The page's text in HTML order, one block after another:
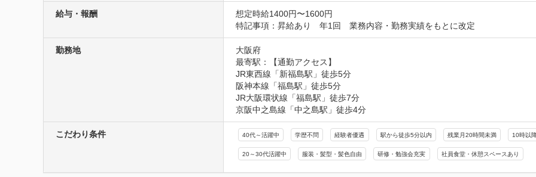
給与・報酬
想定時給1400円〜1600円
特記事項：昇給あり　年1回　業務内容・勤務実績をもとに改定
勤務地
大阪府
最寄駅：【通勤アクセス】
JR東西線「新福島駅」徒歩5分
阪神本線「福島駅」徒歩5分
JR大阪環状線「福島駅」徒歩7分
京阪中之島線「中之島駅」徒歩4分
こだわり条件 40代～活躍中 学歴不問 経験者優遇 駅から徒歩5分以内 残業月20時間未満 10時以
20～30代活躍中 服装・髪型・髪色自由 研修・勉強会充実 社員食堂・休憩スペースあり